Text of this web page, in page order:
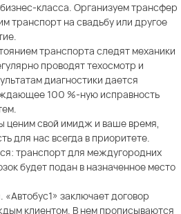
класса. Организуем трансфер
транспорт на свадьбу или другое
транспорта следят механики
проводят техосмотр и
диагностики дается
100 %-ную исправность
ценим свой имидж и ваше время,
для нас всегда в приоритете.
транспорт для междугородних
будет подан в назначенное место
заключает договор
клиентом. В нем прописываются